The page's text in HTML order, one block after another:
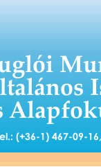
(+36-1) 467-09-